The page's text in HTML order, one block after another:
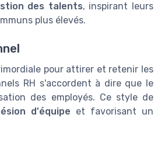
des talents, inspirant leurs
plus élevés.
pour attirer et retenir les
RH s'accordent à dire que le
des employés. Ce style de
d'équipe et favorisant un